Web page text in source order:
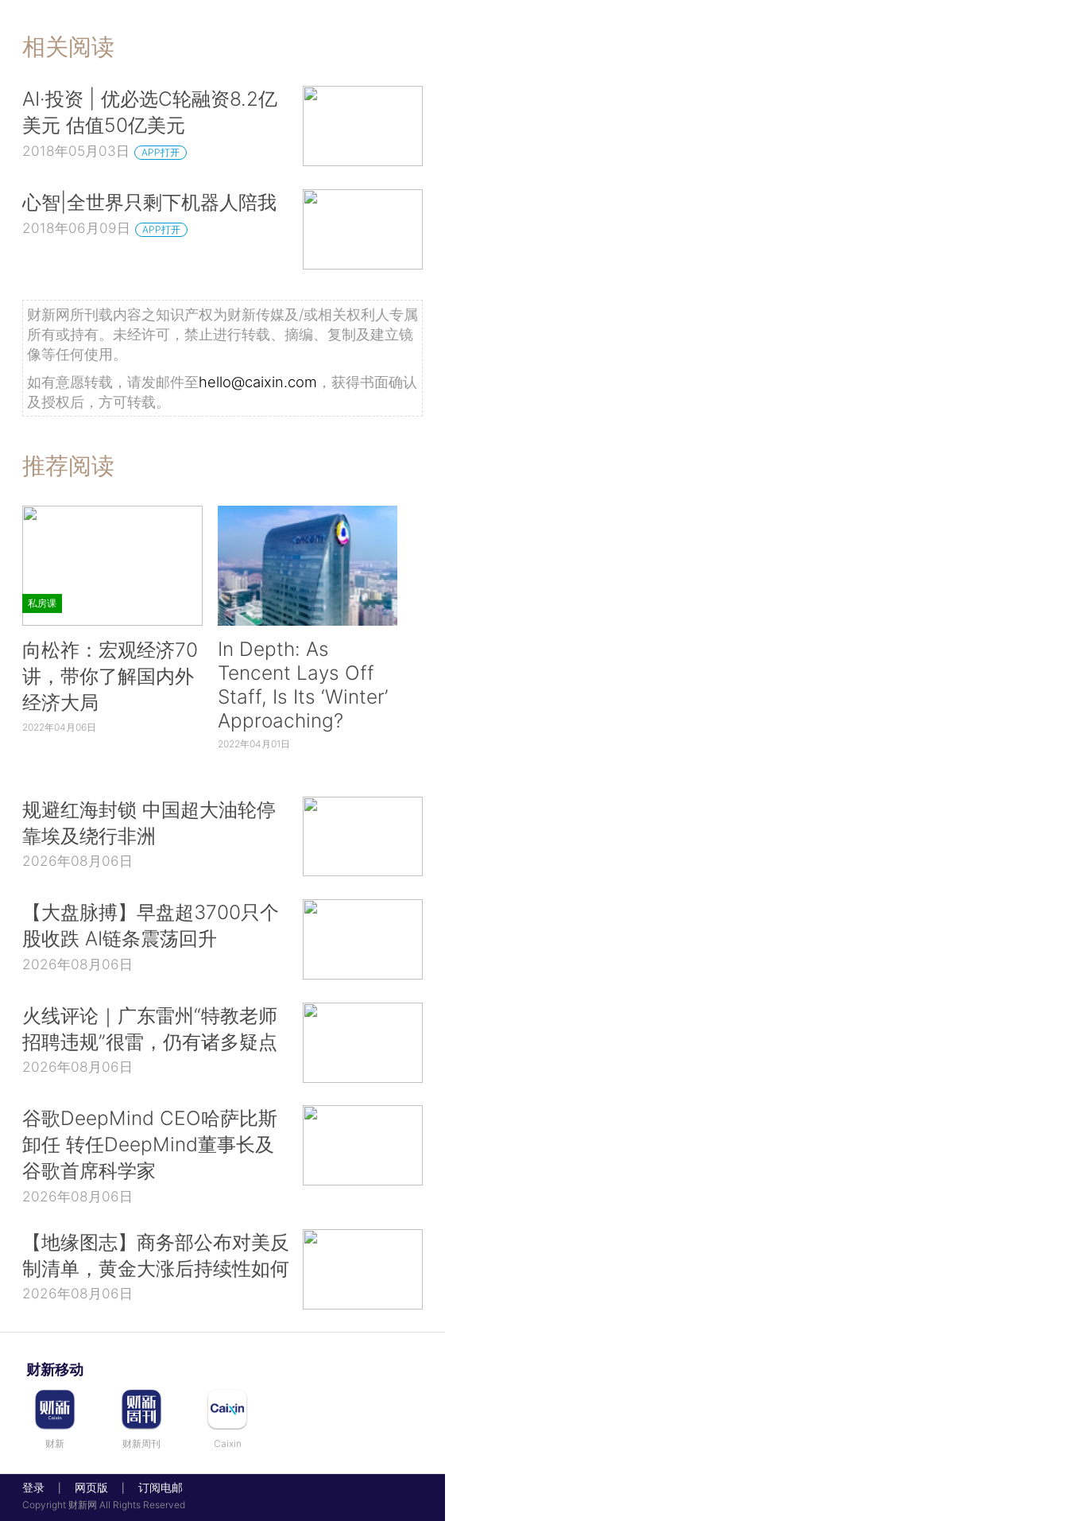
相关阅读
AI·投资 | 优必选C轮融资8.2亿
美元 估值50亿美元
2018年05月03日 APP打开
心智|全世界只剩下机器人陪我
2018年06月09日 APP打开
财新网所刊载内容之知识产权为财新传媒及/或相关权利人专属
所有或持有。未经许可，禁止进行转载、摘编、复制及建立镜
像等任何使用。
如有意愿转载，请发邮件至hello@caixin.com ，获得书面确认
及授权后，方可转载。
推荐阅读
私房课
向松祚：宏观经济70
讲，带你了解国内外
经济大局
2022年04月06日
In Depth: As
Tencent Lays Off
Staff, Is Its ‘Winter’
Approaching?
2022年04月01日
规避红海封锁 中国超大油轮停
靠埃及绕行非洲
2026年08月06日
【大盘脉搏】早盘超3700只个
股收跌 AI链条震荡回升
2026年08月06日
火线评论｜广东雷州“特教老师
招聘违规”很雷，仍有诸多疑点
2026年08月06日
谷歌DeepMind CEO哈萨比斯
卸任 转任DeepMind董事长及
谷歌首席科学家
2026年08月06日
【地缘图志】商务部公布对美反
制清单，黄金大涨后持续性如何
2026年08月06日
财新移动
财新 财新周刊 Caixin
登录 网页版 订阅电邮
Copyright 财新网 All Rights Reserved